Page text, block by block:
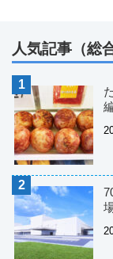
人気記事（総合